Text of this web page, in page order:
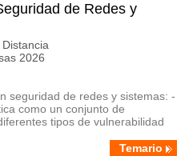
de Redes y
2026
seguridad de redes y sistemas: -
como un conjunto de
tipos de vulnerabilidad
Temario